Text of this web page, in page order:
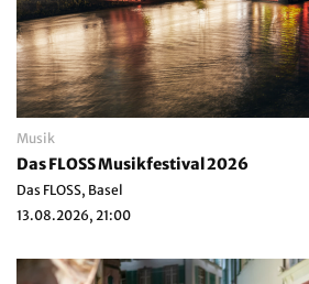
Musik
Das FLOSS Musikfestival 2026
Das FLOSS, Basel
13.08.2026, 21:00